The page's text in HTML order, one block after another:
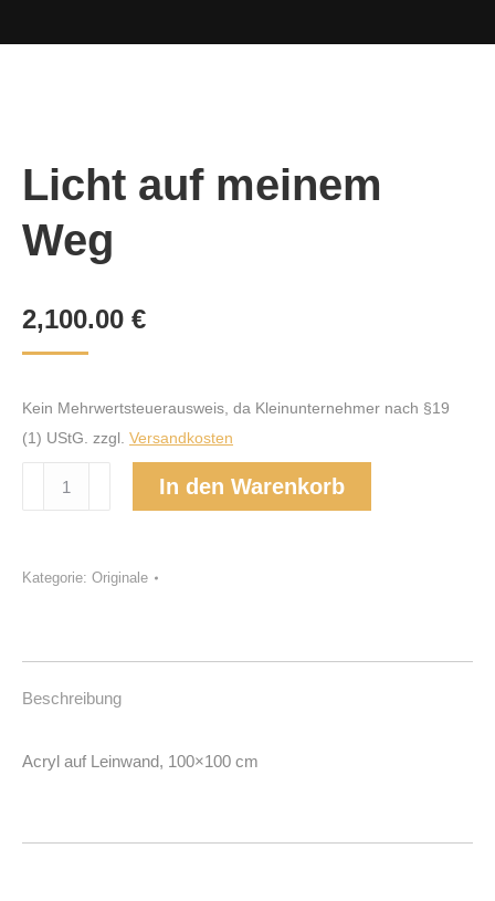
Licht auf meinem
Weg
2,100.00 €
Kein Mehrwertsteuerausweis, da Kleinunternehmer nach §19
(1) UStG. zzgl. Versandkosten
In den Warenkorb
Kategorie: Originale
Beschreibung
Acryl auf Leinwand, 100×100 cm